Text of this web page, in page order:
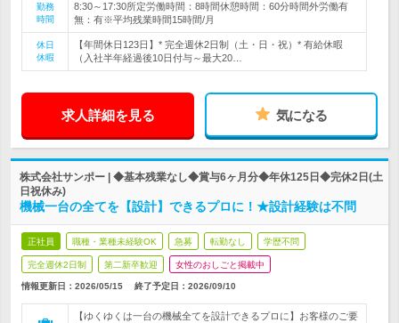
勤務
時間
8:30～17:30所定労働時間：8時間休憩時間：60分時間外労働有
無：有※平均残業時間15時間/月
休日
休暇
【年間休日123日】* 完全週休2日制（土・日・祝）* 有給休暇
（入社半年経過後10日付与～最大20…
求人詳細を見る 気になる
株式会社サンポー | ◆基本残業なし◆賞与6ヶ月分◆年休125日◆完休2日(土
日祝休み)
機械一台の全てを【設計】できるプロに！★設計経験は不問
正社員 職種・業種未経験OK 急募 転勤なし 学歴不問
完全週休2日制 第二新卒歓迎 女性のおしごと掲載中
情報更新日：2026/05/15 終了予定日： 2026/09/10
【ゆくゆくは一台の機械全てを設計できるプロに】お客様のご要